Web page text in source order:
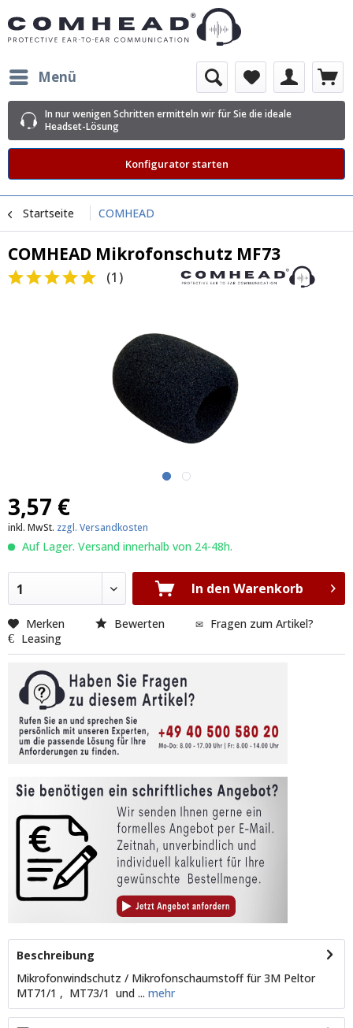
Menü
In nur wenigen Schritten ermitteln wir für Sie die ideale
Headset-Lösung
Konfigurator starten
Startseite COMHEAD
COMHEAD Mikrofonschutz MF73
(1 )
3,57 €
inkl. MwSt. zzgl. Versandkosten
Auf Lager. Versand innerhalb von 24-48h.
1 In den Warenkorb
Merken Bewerten
Fragen zum Artikel?
Leasing
Beschreibung
Mikrofonwindschutz / Mikrofonschaumstoff für 3M Peltor
MT71/1 , MT73/1 und ... mehr